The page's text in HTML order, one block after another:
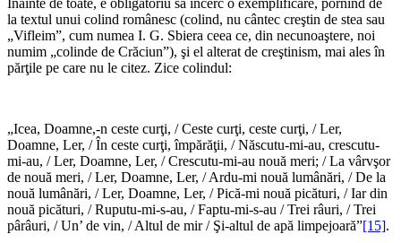
Înainte de toate, e obligatoriu să încerc o exemplificare, pornind de
la textul unui colind românesc (colind, nu cântec creştin de stea sau
„Vifleim”, cum numea I. G. Sbiera ceea ce, din necunoaştere, noi
numim „colinde de Crăciun”), şi el alterat de creştinism, mai ales în
părţile pe care nu le citez. Zice colindul:
„Icea, Doamne,-n ceste curţi, / Ceste curţi, ceste curţi, / Ler,
Doamne, Ler, / În ceste curţi, împărăţii, / Născutu-mi-au, crescutu-
mi-au, / Ler, Doamne, Ler, / Crescutu-mi-au nouă meri; / La vârvşor
de nouă meri, / Ler, Doamne, Ler, / Ardu-mi nouă lumânări, / De la
nouă lumânări, / Ler, Doamne, Ler, / Pică-mi nouă picături, / Iar din
nouă picături, / Ruputu-mi-s-au, / Faptu-mi-s-au / Trei râuri, / Trei
pârâuri, / Un’ de vin, / Altul de mir / Şi-altul de apă limpejoară”[15].